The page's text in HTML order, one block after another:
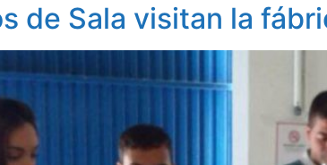
de Sala visitan la